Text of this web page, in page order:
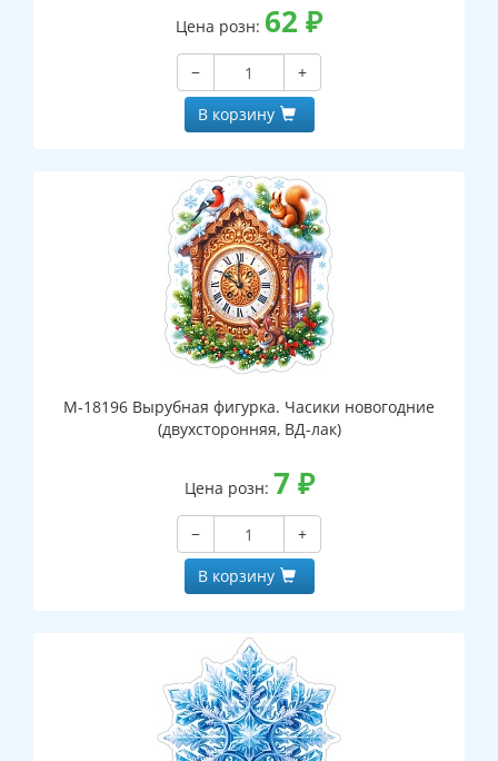
Цена розн: 62 ₽
−
+
В корзину
М-18196 Вырубная фигурка. Часики новогодние
(двухсторонняя, ВД-лак)
Цена розн: 7 ₽
−
+
В корзину